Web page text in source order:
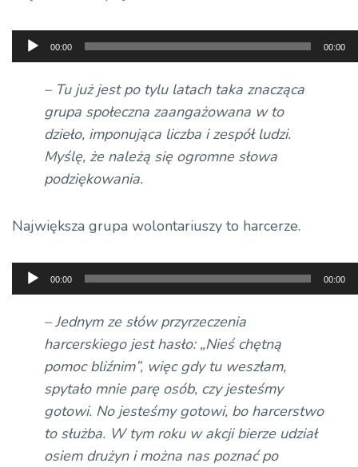
Odtwarzacz
plików
dźwiękowych
00:00 00:00
– Tu już jest po tylu latach taka znacząca
grupa społeczna zaangażowana w to
dzieło, imponująca liczba i zespół ludzi.
Myślę, że należą się ogromne słowa
podziękowania.
Największa grupa wolontariuszy to harcerze.
Odtwarzacz
plików
dźwiękowych
00:00 00:00
– Jednym ze słów przyrzeczenia
harcerskiego jest hasło: „Nieś chętną
pomoc bliźnim”, więc gdy tu weszłam,
spytało mnie parę osób, czy jesteśmy
gotowi. No jesteśmy gotowi, bo harcerstwo
to służba. W tym roku w akcji bierze udział
osiem drużyn i można nas poznać po